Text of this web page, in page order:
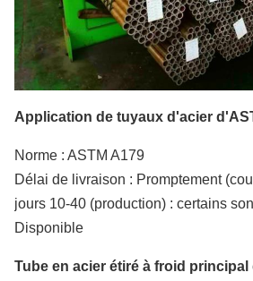
Application de tuyaux d'acier
Norme : ASTM A179
Délai de livraison : Promptement
jours 10-40 (production) : certains
Disponible
Tube en acier étiré à froid principal